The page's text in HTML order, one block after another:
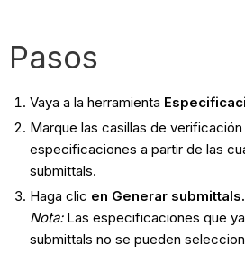
Pasos
Vaya a la herramienta
Marque las casillas de verificación
especificaciones a partir de las
submittals.
Haga clic en Generar submittals.
Nota: Las especificaciones que
submittals no se pueden